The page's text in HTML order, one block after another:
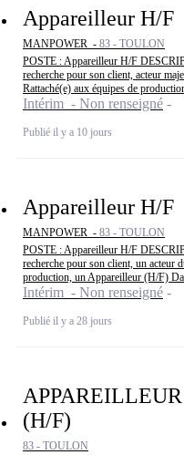
Appareilleur H/F
MANPOWER - 83 - TOULON
POSTE : Appareilleur H/F
recherche pour son client, acteur
Rattaché(e) aux équipes de
Intérim - Non renseigné
Publié il y a 10 jours
Appareilleur H/F
MANPOWER - 83 - TOULON
POSTE : Appareilleur H/F
recherche pour son client, un acteur
production, un Appareilleur (H/F)
Intérim - Non renseigné
Publié il y a 28 jours
(H/F)
83 - TOULON